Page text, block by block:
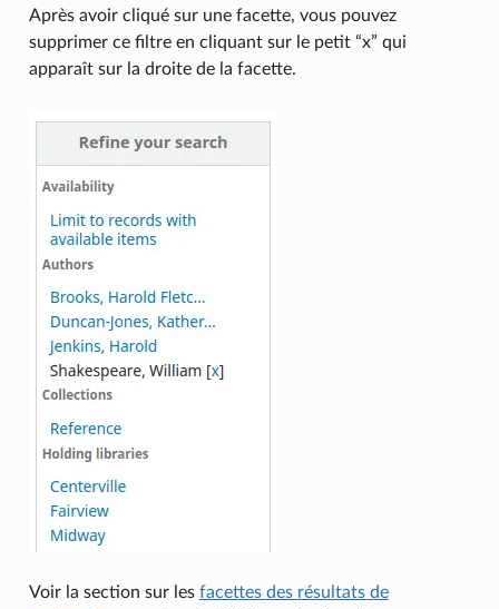
Après avoir cliqué sur une facette, vous pouvez
supprimer ce filtre en cliquant sur le petit “x” qui
apparaît sur la droite de la facette.
Voir la section sur les facettes des résultats de